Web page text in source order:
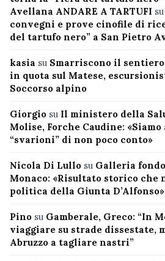
Avellana ANDARE A TARTUFI su
convegni e prove cinofile di
del tartufo nero” a San Pietro
kasia su Smarriscono il
in quota sul Matese,
Soccorso alpino
Giorgio su Il ministero della
Molise, Forche Caudine:
“svarioni” di non poco conto»
Nicola Di Lullo su Galleria
Monaco: «Risultato storico che
politica della Giunta D’Alfonso»
Pino su Gamberale, Greco: “In
viaggiare su strade dissestate,
Abruzzo a tagliare nastri”